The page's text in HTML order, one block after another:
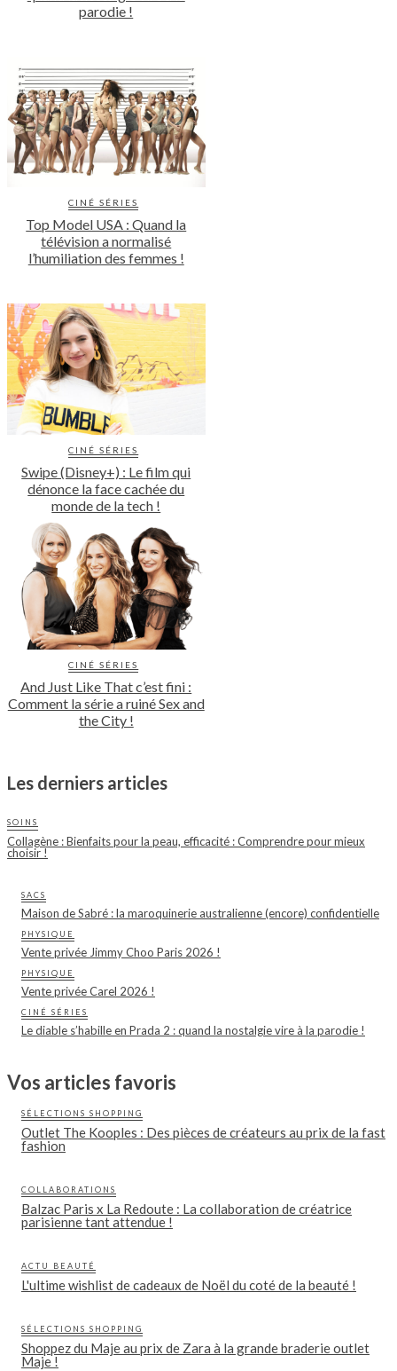
parodie !
CINÉ SÉRIES
Top Model USA : Quand la
télévision a normalisé
l’humiliation des femmes !
CINÉ SÉRIES
Swipe (Disney+) : Le film qui
dénonce la face cachée du
monde de la tech !
CINÉ SÉRIES
And Just Like That c’est fini :
Comment la série a ruiné Sex and
the City !
Les derniers articles
SOINS
Collagène : Bienfaits pour la peau, efficacité : Comprendre pour mieux
choisir !
SACS
Maison de Sabré : la maroquinerie australienne (encore) confidentielle
PHYSIQUE
Vente privée Jimmy Choo Paris 2026 !
PHYSIQUE
Vente privée Carel 2026 !
CINÉ SÉRIES
Le diable s’habille en Prada 2 : quand la nostalgie vire à la parodie !
Vos articles favoris
SÉLECTIONS SHOPPING
Outlet The Kooples : Des pièces de créateurs au prix de la fast
fashion
COLLABORATIONS
Balzac Paris x La Redoute : La collaboration de créatrice
parisienne tant attendue !
ACTU BEAUTÉ
L'ultime wishlist de cadeaux de Noël du coté de la beauté !
SÉLECTIONS SHOPPING
Shoppez du Maje au prix de Zara à la grande braderie outlet
Maje !